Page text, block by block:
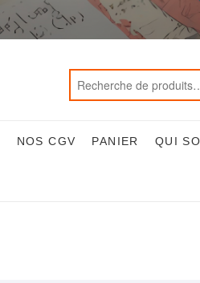
NOS CGV PANIER QUI